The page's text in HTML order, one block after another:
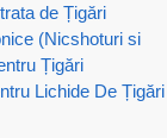
de Țigări
(Nicshoturi si
Țigări
Lichide De Țigări